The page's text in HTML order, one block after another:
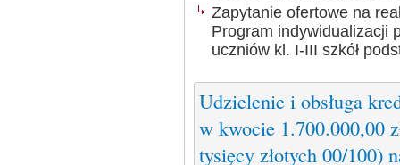
Zapytanie ofertowe na
Program indywidualizacji
uczniów kl. I-III szkół
Udzielenie i obsługa
w kwocie 1.700.000,00
tysięcy złotych 00/100)